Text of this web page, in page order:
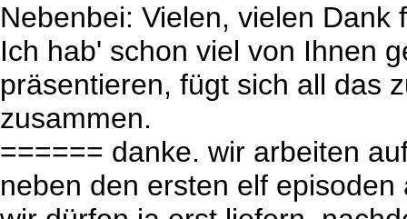
Nebenbei: Vielen, vielen
Ich hab' schon viel von Ihnen
präsentieren, fügt sich all das
zusammen.
====== danke. wir arbeiten
neben den ersten elf